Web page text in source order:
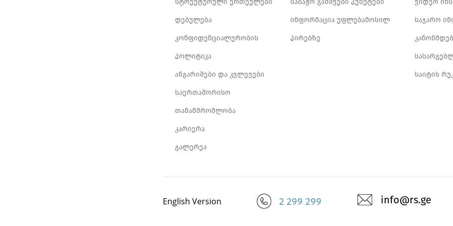
სტრუქტურული ერთეულები
დებულება
კონფიდენციალურობის
პოლიტიკა
ანგარიშები და კვლევები
საერთაშორისო
თანამშრომლობა
კარიერა
გალერეა
საბაჟო გამშვები პუნქტები
ინფორმაცია უფლებამოსილ
პირებზე
ვიდეო
საჯარო
საიტის
English Version info@rs.ge
2 299 299